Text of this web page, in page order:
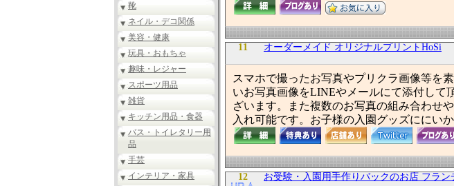
靴
ネイル・デコ関係
美容・健康
玩具・おもちゃ
趣味・レジャー
スポーツ用品
雑貨
キッチン用品・食器
バス・トイレタリー用
品
手芸
インテリア・家具
11 オーダーメイド オリジナルプリントHoSi
スマホで撮ったお写真やプリクラ画像等を
いお写真画像をLINEやメールにて添付して
ざいます。また複数のお写真の組み合わせ
入れ可能です。お子様の入園グッズににい
12 お受験・入園用手作りバックのお店 フラン